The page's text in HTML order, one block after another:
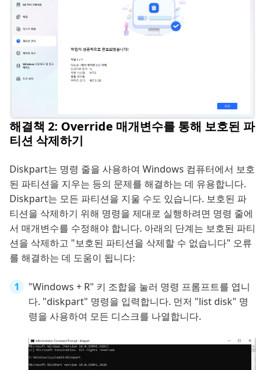
해결책 2: Override 매개변수를 통해 보호된 파
티션 삭제하기
Diskpart는 명령 줄을 사용하여 Windows 컴퓨터에서 보호
된 파티션을 지우는 등의 문제를 해결하는 데 유용합니다.
Diskpart는 모든 파티션을 지울 수도 있습니다. 보호된 파
티션을 삭제하기 위해 명령을 제대로 실행하려면 명령 줄에
서 매개변수를 수정해야 합니다. 아래의 단계는 보호된 파티
션을 삭제하고 "보호된 파티션을 삭제할 수 없습니다" 오류
를 해결하는 데 도움이 됩니다:
"Windows + R" 키 조합을 눌러 명령 프롬프트를 엽니
다. "diskpart" 명령을 입력합니다. 먼저 "list disk" 명
령을 사용하여 모든 디스크를 나열합니다.